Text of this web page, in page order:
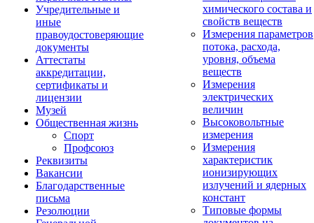
Учредительные и
иные
правоудостоверяющие
документы
Аттестаты
аккредитации,
сертификаты и
лицензии
Музей
Общественная жизнь
Спорт
Профсоюз
Реквизиты
Вакансии
Благодарственные
письма
Резолюции
химического состава и
свойств веществ
Измерения параметров
потока, расхода,
уровня, объема
веществ
Измерения
электрических
величин
Высоковольтные
измерения
Измерения
характеристик
ионизирующих
излучений и ядерных
констант
Типовые формы